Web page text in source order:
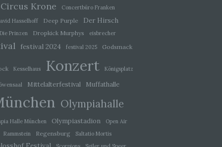
Circus Krone
Concertbüro Franken
Hasselhoff
Deep Purple Der Hirsch
Die Prinzen Dropkick Murphys eisbrecher
festival 2024 festival 2025 Godsmack
Kesselhaus Konzert Königsplatz
Mittelalterfestival Muffathalle
Olympiahalle
Halle München Olympiastadion
Open Air
Rammstein
Regensburg Saltatio Mortis